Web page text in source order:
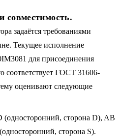
совместимость.
задаётся требованиями
Текущее исполнение
для присоединения
соответствует ГОСТ 31606-
оценивают следующие
(односторонний, сторона D), AB
сторона S).